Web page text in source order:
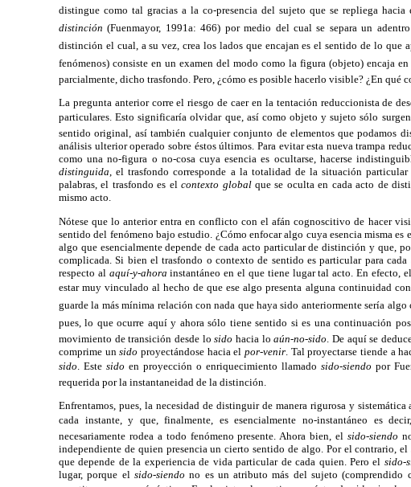
distingue como tal gracias a la co-presencia del sujeto que se repliega hacia
distinción (Fuenmayor, 1991a: 466) por medio del cual se separa un
distinción el cual, a su vez, crea los lados que encajan es el sentido de lo
fenómenos) consiste en un examen del modo como la figura (objeto) encaja
parcialmente, dicho trasfondo. Pero, ¿cómo es posible hacerlo visible? ¿En qué
La pregunta anterior corre el riesgo de caer en la tentación reduccionista de
particulares. Esto significaría olvidar que, así como objeto y sujeto sólo
sentido original, así también cualquier conjunto de elementos que podamos
análisis ulterior operado sobre éstos últimos. Para evitar esta nueva trampa
como una no-figura o no-cosa cuya esencia es ocultarse, hacerse
distinguida, el trasfondo corresponde a la totalidad de la situación
palabras, el trasfondo es elcontexto globalque se oculta en cada acto de
mismo acto.
Nótese que lo anterior entra en conflicto con el afán cognoscitivo de hacer
sentido del fenómeno bajo estudio. ¿Cómo enfocar algo cuya esencia misma es
algo que esencialmente depende de cada acto particular de distinción y que,
complicada. Si bien el trasfondo o contexto de sentido es particular para
respecto al aquí-y-ahora instantáneo en el que tiene lugar tal acto. En efecto,
estar muy vinculado al hecho de que ese algo presenta alguna continuidad
guarde la más mínima relación con nada que haya sido anteriormente sería
pues, lo que ocurre aquí y ahora sólo tiene sentido si es una continuación
movimiento de transición desde losido hacia loaún-no-sido . De aquí se
comprime unsido proyectándose hacia elpor-venir . Tal proyectarse tiende a
sido . Este sido en proyección o enriquecimiento llamado sido-siendo por
requerida por la instantaneidad de la distinción.
Enfrentamos, pues, la necesidad de distinguir de manera rigurosa y
cada instante, y que, finalmente, es esencialmente no-instantáneo es
necesariamente rodea a todo fenómeno presente. Ahora bien, elsido-siendo
independiente de quien presencia un cierto sentido de algo. Por el contrario, el
que depende de la experiencia de vida particular de cada quien. Pero el sido-
lugar, porque el sido-siendo no es un atributo más del sujeto (comprendido